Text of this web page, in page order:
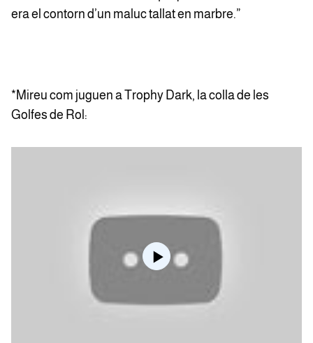
era el contorn d’un maluc tallat en marbre.”
*Mireu com juguen a Trophy Dark, la colla de les
Golfes de Rol: